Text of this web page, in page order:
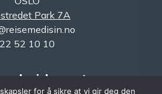
Park 7A
22 52 10 10
for å sikre at vi gir deg den